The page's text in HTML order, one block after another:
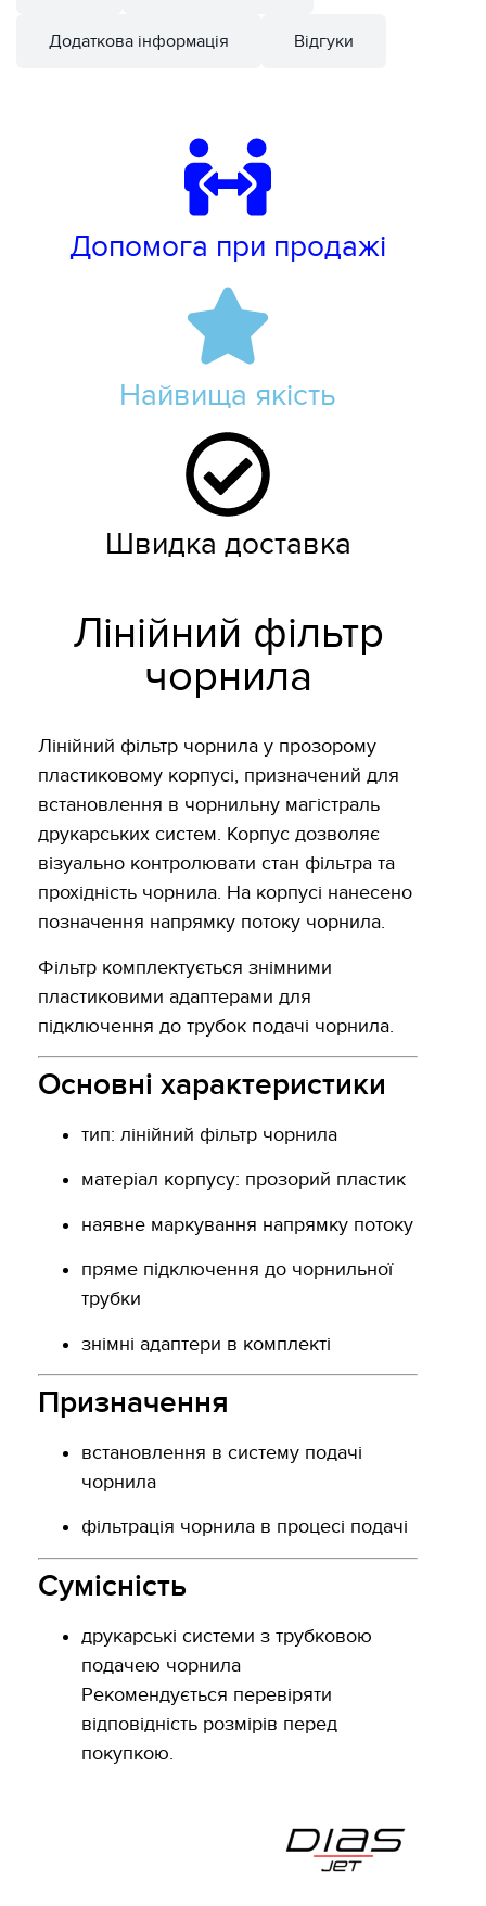
Додаткова інформація Відгуки
Допомога при продажі
Найвища якість
Швидка доставка
Лінійний фільтр
чорнила
Лінійний фільтр чорнила у прозорому
пластиковому корпусі, призначений для
встановлення в чорнильну магістраль
друкарських систем. Корпус дозволяє
візуально контролювати стан фільтра та
прохідність чорнила. На корпусі нанесено
позначення напрямку потоку чорнила.
Фільтр комплектується знімними
пластиковими адаптерами для
підключення до трубок подачі чорнила.
Основні характеристики
тип: лінійний фільтр чорнила
матеріал корпусу: прозорий пластик
наявне маркування напрямку потоку
пряме підключення до чорнильної
трубки
знімні адаптери в комплекті
Призначення
встановлення в систему подачі
чорнила
фільтрація чорнила в процесі подачі
Сумісність
друкарські системи з трубковою
подачею чорнила
Рекомендується перевіряти
відповідність розмірів перед
покупкою.